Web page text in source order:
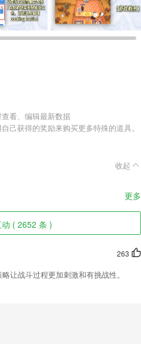
看、编辑最新数据
己获得的奖励来购买更多特殊的道具。
收起
更多
( 2652 条 )
263
让战斗过程更加刺激和有挑战性。